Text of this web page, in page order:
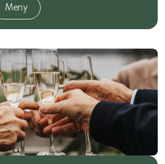
Meny